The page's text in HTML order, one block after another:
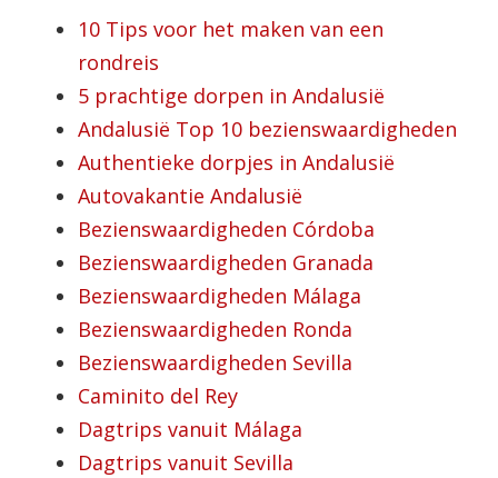
10 Tips voor het maken van een
rondreis
5 prachtige dorpen in Andalusië
Andalusië Top 10 bezienswaardigheden
Authentieke dorpjes in Andalusië
Autovakantie Andalusië
Bezienswaardigheden Córdoba
Bezienswaardigheden Granada
Bezienswaardigheden Málaga
Bezienswaardigheden Ronda
Bezienswaardigheden Sevilla
Caminito del Rey
Dagtrips vanuit Málaga
Dagtrips vanuit Sevilla